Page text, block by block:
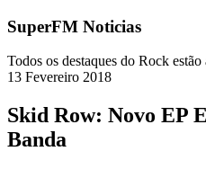
SuperFM Noticias
Todos os destaques do Rock estão
13 Fevereiro 2018
Skid Row: Novo EP
Banda